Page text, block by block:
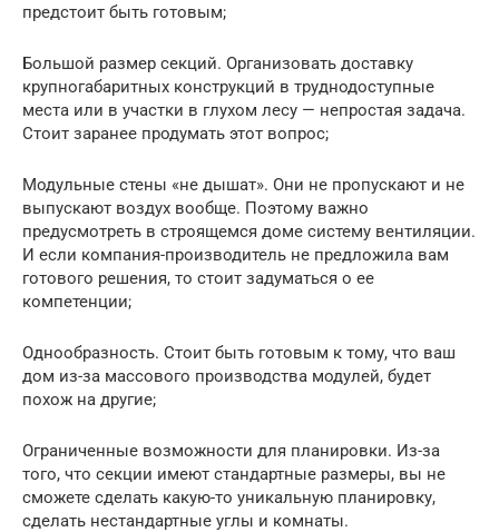
предстоит быть готовым;
Большой размер секций. Организовать доставку
крупногабаритных конструкций в труднодоступные
места или в участки в глухом лесу — непростая задача.
Стоит заранее продумать этот вопрос;
Модульные стены «не дышат». Они не пропускают и не
выпускают воздух вообще. Поэтому важно
предусмотреть в строящемся доме систему вентиляции.
И если компания-производитель не предложила вам
готового решения, то стоит задуматься о ее
компетенции;
Однообразность. Стоит быть готовым к тому, что ваш
дом из-за массового производства модулей, будет
похож на другие;
Ограниченные возможности для планировки. Из-за
того, что секции имеют стандартные размеры, вы не
сможете сделать какую-то уникальную планировку,
сделать нестандартные углы и комнаты.